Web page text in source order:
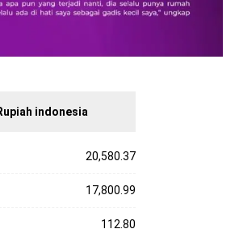
indonesia
20,580.37
17,800.99
112.80